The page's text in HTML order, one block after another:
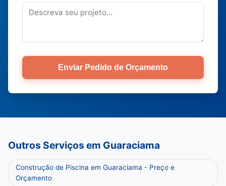
Enviar Pedido de Orçamento
Outros Serviços em Guaraciama
Construção de Piscina em Guaraciama - Preço e
Orçamento